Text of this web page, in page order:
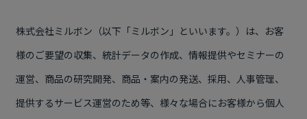
株式会社ミルボン（以下「ミルボン」といいます。）は、お客
様のご要望の収集、統計データの作成、情報提供やセミナーの
運営、商品の研究開発、商品・案内の発送、採用、人事管理、
提供するサービス運営のため等、様々な場合にお客様から個人